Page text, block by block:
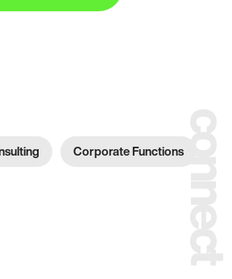
Corporate Functions